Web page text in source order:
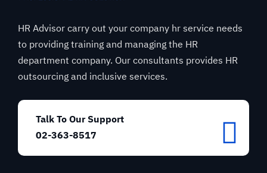
HR Advisor carry out your company hr service needs
to providing training and managing the HR
department company. Our consultants provides HR
outsourcing and inclusive services.
Talk To Our Support
02-363-8517